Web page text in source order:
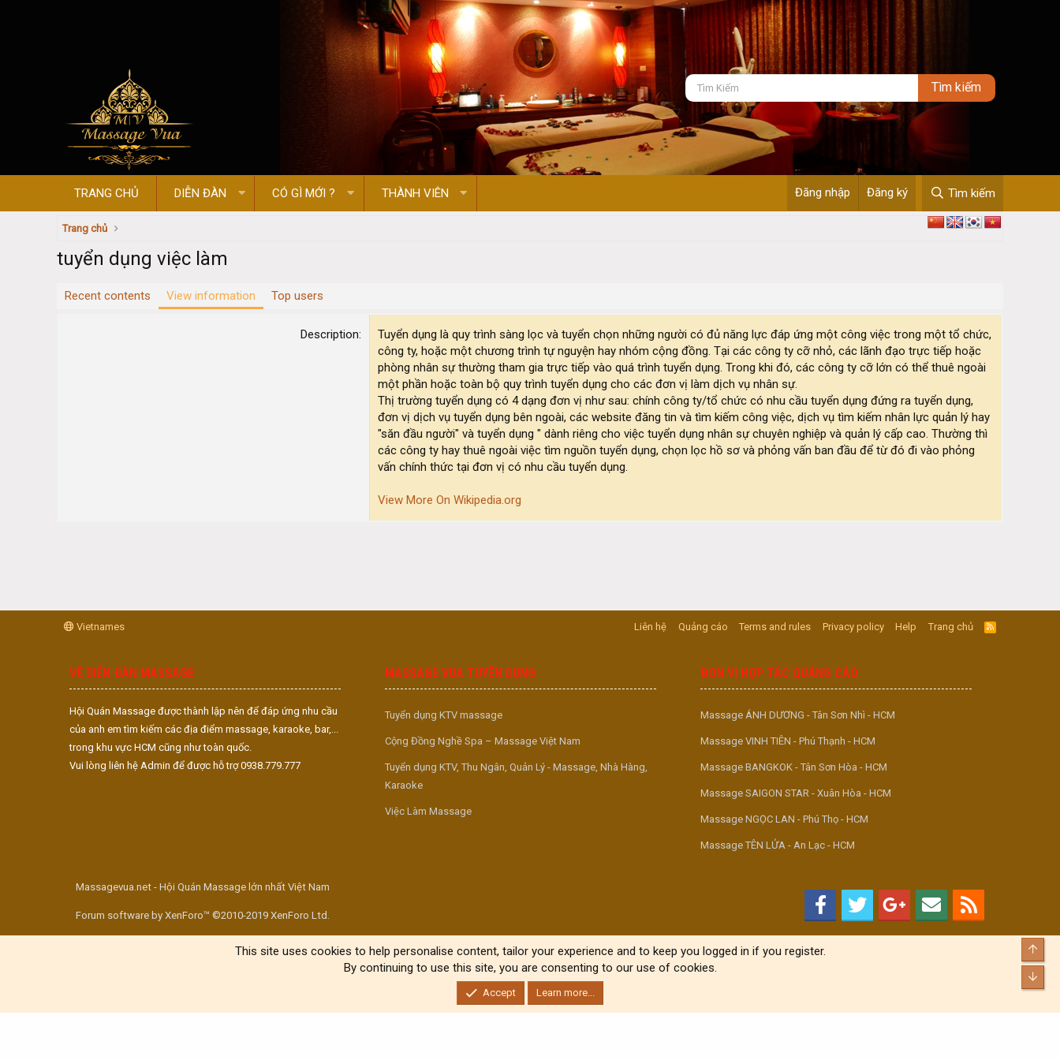
TRANG CHỦ DIỄN ĐÀN CÓ GÌ MỚI ? THÀNH VIÊN Đăng nhập Đăng ký Tìm kiếm
Trang chủ
tuyển dụng việc làm
Recent contents View information Top users
Description
Tuyển dụng là quy trình sàng lọc và tuyển chọn những người có đủ năng lực đáp ứng một công việc trong một tổ chức,
công ty, hoặc một chương trình tự nguyện hay nhóm cộng đồng. Tại các công ty cỡ nhỏ, các lãnh đạo trực tiếp hoặc
phòng nhân sự thường tham gia trực tiếp vào quá trình tuyển dụng. Trong khi đó, các công ty cỡ lớn có thể thuê ngoài
một phần hoặc toàn bộ quy trình tuyển dụng cho các đơn vị làm dịch vụ nhân sự.
Thị trường tuyển dụng có 4 dạng đơn vị như sau: chính công ty/tổ chức có nhu cầu tuyển dụng đứng ra tuyển dụng,
đơn vị dịch vụ tuyển dụng bên ngoài, các website đăng tin và tìm kiếm công việc, dịch vụ tìm kiếm nhân lực quản lý hay
"săn đầu người" và tuyển dụng " dành riêng cho việc tuyển dụng nhân sự chuyên nghiệp và quản lý cấp cao. Thường thì
các công ty hay thuê ngoài việc tìm nguồn tuyển dụng, chọn lọc hồ sơ và phỏng vấn ban đầu để từ đó đi vào phỏng
vấn chính thức tại đơn vị có nhu cầu tuyển dụng.
View More On Wikipedia.org
Vietnames Liên hệ Quảng cáo Terms and rules Privacy policy Help Trang chủ
R
S
VỀ DIỄN ĐÀN MASSAGE
Hội Quán Massage được thành lập nên để đáp ứng nhu cầu
của anh em tìm kiếm các địa điểm massage, karaoke, bar,...
trong khu vực HCM cũng như toàn quốc.
Vui lòng liên hệ Admin để được hỗ trợ 0938.779.777
MASSAGE VUA TUYỂN DỤNG
Tuyển dụng KTV massage
Cộng Đồng Nghề Spa – Massage Việt Nam
Tuyển dụng KTV, Thu Ngân, Quản Lý - Massage, Nhà Hàng,
Karaoke
Việc Làm Massage
ĐƠN VỊ HỢP TÁC QUẢNG CÁO
Massage ÁNH DƯƠNG - Tân Sơn Nhì - HCM
Massage VINH TIÊN - Phú Thạnh - HCM
Massage BANGKOK - Tân Sơn Hòa - HCM
Massage SAIGON STAR - Xuân Hòa - HCM
Massage NGỌC LAN - Phú Thọ - HCM
Massage TÊN LỬA - An Lạc - HCM
Massagevua.net - Hội Quán Massage lớn nhất Việt Nam
Forum software by XenForo™ ©2010-2019 XenForo Ltd.
This site uses cookies to help personalise content, tailor your experience and to keep you logged in if you register.
By continuing to use this site, you are consenting to our use of cookies.
Accept Learn more...
Top